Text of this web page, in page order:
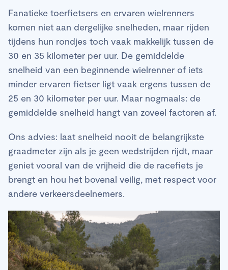
Fanatieke toerfietsers en ervaren wielrenners
komen niet aan dergelijke snelheden, maar rijden
tijdens hun rondjes toch vaak makkelijk tussen de
30 en 35 kilometer per uur. De gemiddelde
snelheid van een beginnende wielrenner of iets
minder ervaren fietser ligt vaak ergens tussen de
25 en 30 kilometer per uur. Maar nogmaals: de
gemiddelde snelheid hangt van zoveel factoren af.
Ons advies: laat snelheid nooit de belangrijkste
graadmeter zijn als je geen wedstrijden rijdt, maar
geniet vooral van de vrijheid die de racefiets je
brengt en hou het bovenal veilig, met respect voor
andere verkeersdeelnemers.